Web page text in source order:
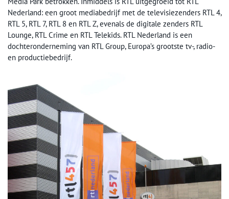
Nederland: een groot mediabedrijf met de televisiezenders RTL 4,
RTL 5, RTL 7, RTL 8 en RTL Z, evenals de digitale zenders RTL
Lounge, RTL Crime en RTL Telekids. RTL Nederland is een
dochteronderneming van RTL Group, Europa’s grootste tv-, radio-
en productiebedrijf.